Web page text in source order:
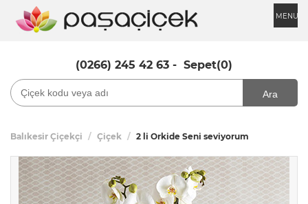
MENU
(0266) 245 42 63 - Sepet(0)
Ara
Balıkesir Çiçekçi Çiçek 2 li Orkide Seni seviyorum